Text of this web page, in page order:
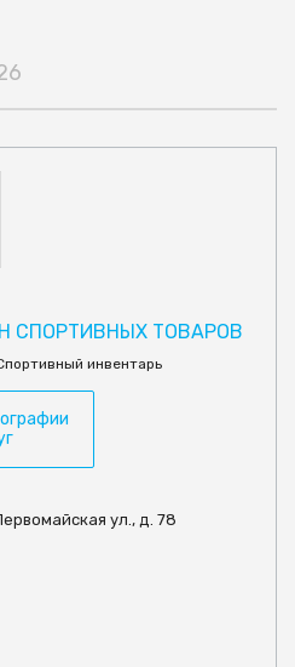
СПОРТИВНЫХ ТОВАРОВ
инвентарь
ул., д. 78